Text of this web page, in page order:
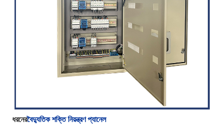
ধরনেরবৈদ্যুতিক শক্তি নিয়ন্ত্রণ প্যানেল